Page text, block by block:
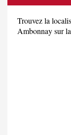
Trouvez la
Ambonnay sur